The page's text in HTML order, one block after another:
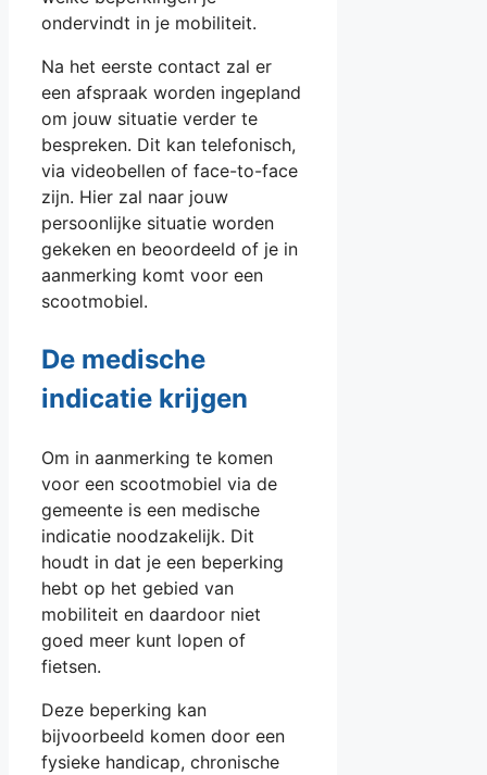
ondervindt in je mobiliteit.
Na het eerste contact zal er
een afspraak worden ingepland
om jouw situatie verder te
bespreken. Dit kan telefonisch,
via videobellen of face-to-face
zijn. Hier zal naar jouw
persoonlijke situatie worden
gekeken en beoordeeld of je in
aanmerking komt voor een
scootmobiel.
De medische
indicatie krijgen
Om in aanmerking te komen
voor een scootmobiel via de
gemeente is een medische
indicatie noodzakelijk. Dit
houdt in dat je een beperking
hebt op het gebied van
mobiliteit en daardoor niet
goed meer kunt lopen of
fietsen.
Deze beperking kan
bijvoorbeeld komen door een
fysieke handicap, chronische